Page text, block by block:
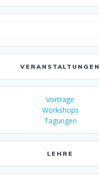
VERANSTALTUNGEN
Vorträge
Workshops
Tagungen
LEHRE